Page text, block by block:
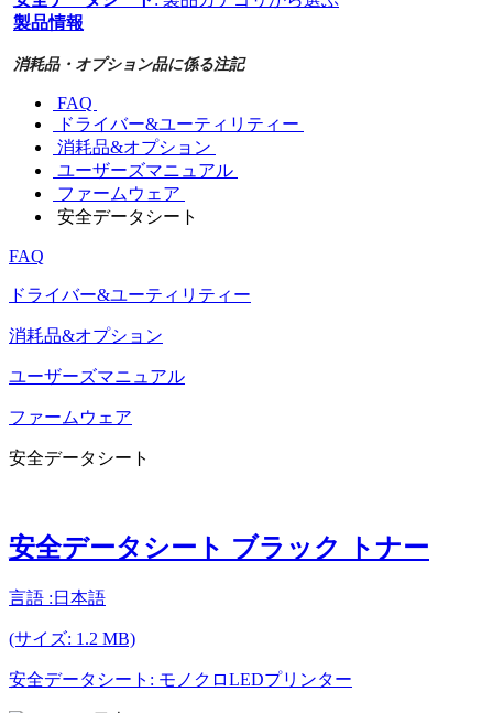
製品情報
消耗品・オプション品に係る注記
FAQ
ドライバー&ユーティリティー
消耗品&オプション
ユーザーズマニュアル
ファームウェア
安全データシート
FAQ
ドライバー&ユーティリティー
消耗品&オプション
ユーザーズマニュアル
ファームウェア
安全データシート
安全データシート ブラック トナー
言語 :日本語
(サイズ: 1.2 MB)
安全データシート: モノクロLEDプリンター